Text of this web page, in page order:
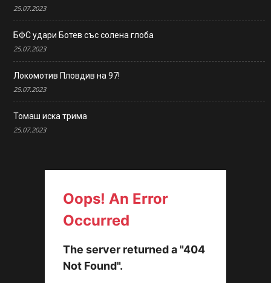
25.07.2023
БФС удари Ботев със солена глоба
25.07.2023
Локомотив Пловдив на 97!
25.07.2023
Томаш иска трима
25.07.2023